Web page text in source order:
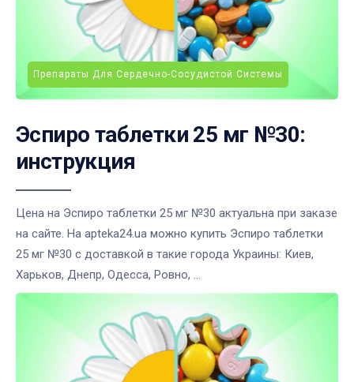
Препараты Для Сердечно-Сосудистой Системы
Эспиро таблетки 25 мг №30:
инструкция
Цена на Эспиро таблетки 25 мг №30 актуальна при заказе
на сайте. На apteka24.ua можно купить Эспиро таблетки
25 мг №30 с доставкой в такие города Украины: Киев,
Харьков, Днепр, Одесса, Ровно, ...